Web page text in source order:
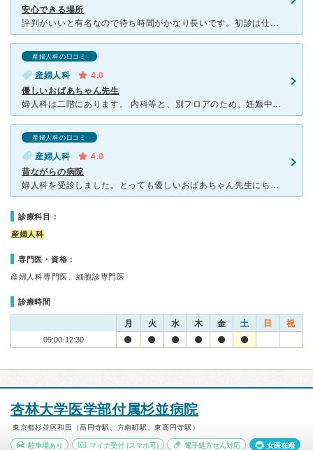
安心できる場所
評判がいいと有名なので待ち時間がかなり長いです。初診は仕方がないのかと思ってましたが、予約した2回目以降もかなり待ちました。かなり待つことを覚悟して行った方がいいです。 それでも先生、看護師の方々が
産婦人科の口コミ
産婦人科
4.0
優しいおばあちゃん先生
婦人科は二階にあります。 内科等と、別フロアのため、妊娠中でも安心です。 柔らかい雰囲気のおばあちゃん先生で、相談や質問がしやすいです。看護士さん達もベテランという雰囲気で安心感があります。 内
産婦人科の口コミ
産婦人科
4.0
昔ながらの病院
婦人科を受診しました。とっても優しいおばあちゃん先生にちゃきちゃきした看護師さん達がいます。病院内は古めかしくて懐かしい感じです。予約ができないのと1人1人丁寧にみて下さるので待ち時間はかなり長めです
診療科目：
産婦人科
専門医・資格：
産婦人科専門医、細胞診専門医
診療時間
月 火 水 木 金 土 日 祝
09:00-12:30
杏林大学医学部付属杉並病院
東京都杉並区和田（高円寺駅、方南町駅、東高円寺駅）
駐車場あり マイナ受付(スマホ可) 電子処方せん対応 女医在籍